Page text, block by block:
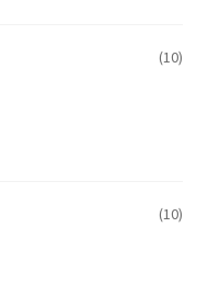
(10)
(10)